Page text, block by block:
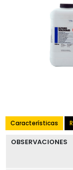
Características
OBSERVACIONES